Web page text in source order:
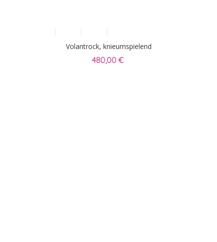
Volantrock, knieumspielend
480,00 €